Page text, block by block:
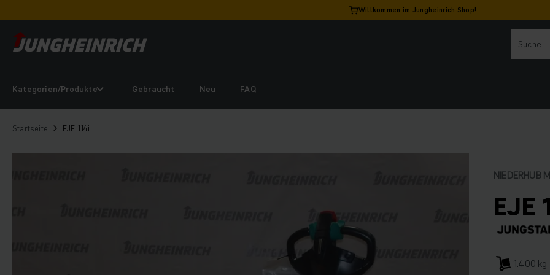
Willkommen im Jungheinrich Shop!
Kategorien/Produkte Gebraucht Neu FAQ
Startseite EJE 114i
NIEDERHUB
EJE
1.400 kg